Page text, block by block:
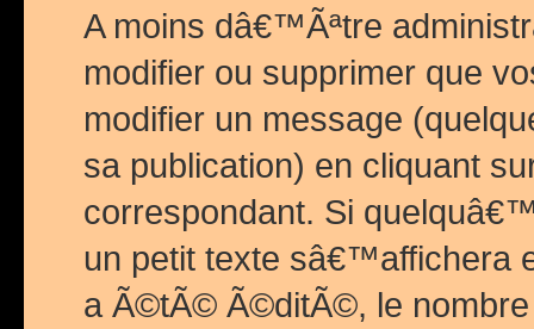
A moins dâ€™Ãªtre
modifier ou supprimer que
modifier un message
sa publication) en cliquant
correspondant. Si
un petit texte sâ€™affichera
a Ã©tÃ© Ã©ditÃ©, le